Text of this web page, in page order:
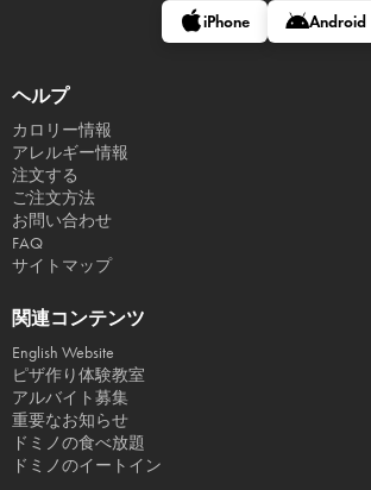
iPhone Android
ヘルプ
カロリー情報
アレルギー情報
注文する
ご注文方法
お問い合わせ
FAQ
サイトマップ
関連コンテンツ
English Website
ピザ作り体験教室
アルバイト募集
重要なお知らせ
ドミノの食べ放題
ドミノのイートイン